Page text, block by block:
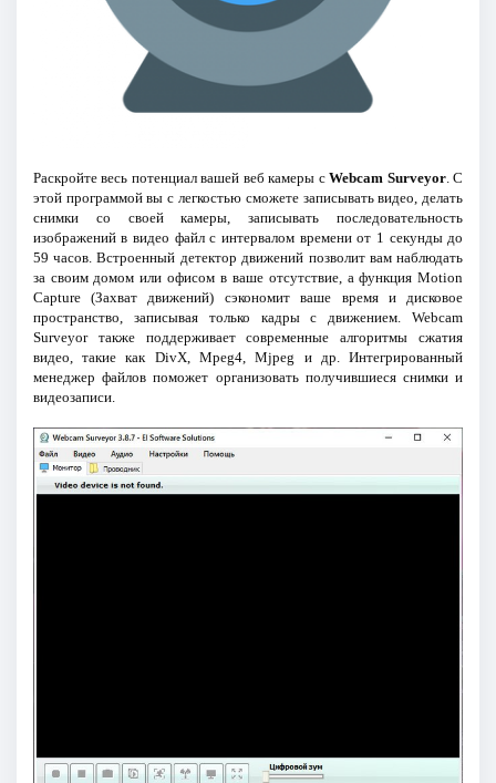
Раскройте весь потенциал вашей веб камеры сWebcam Surveyor. С
этой программой вы с легкостью сможете записывать видео, делать
снимки со своей камеры, записывать последовательность
изображений в видео файл с интервалом времени от 1 секунды до
59 часов. Встроенный детектор движений позволит вам наблюдать
за своим домом или офисом в ваше отсутствие, а функция Motion
Capture (Захват движений) сэкономит ваше время и дисковое
пространство, записывая только кадры с движением. Webcam
Surveyor также поддерживает современные алгоритмы сжатия
видео, такие как DivX, Mpeg4, Mjpeg и др. Интегрированный
менеджер файлов поможет организовать получившиеся снимки и
видеозаписи.